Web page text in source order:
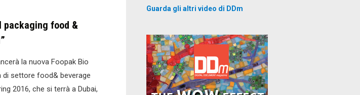
packaging food &
la nuova Foopak Bio
di settore food& beverage
2016, che si terrà a Dubai,
Guarda gli altri video di DDm